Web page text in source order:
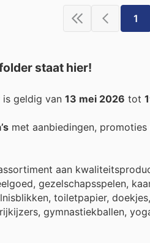
1
staat hier!
geldig van 13 mei 2026 tot
met aanbiedingen,
aan
gezelschapsspelen,
toiletpapier,
gymnastiekballen,